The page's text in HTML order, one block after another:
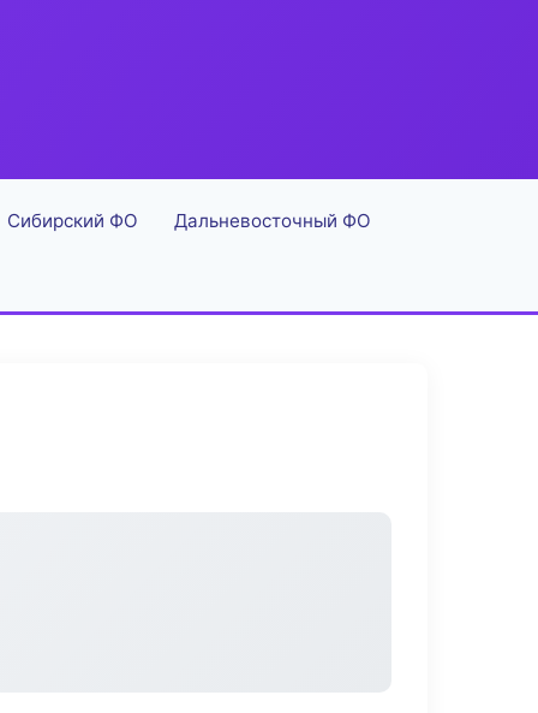
Сибирский ФО Дальневосточный ФО